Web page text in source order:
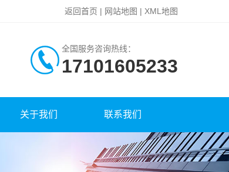
返回首页 | 网站地图 | XML地图
全国服务咨询热线：
17101605233
关于我们 联系我们